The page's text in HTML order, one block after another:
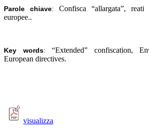
Parole chiave: Confisca “allargata”, reati
europee..
Key words:“Extended” confiscation,
European directives.
visualizza